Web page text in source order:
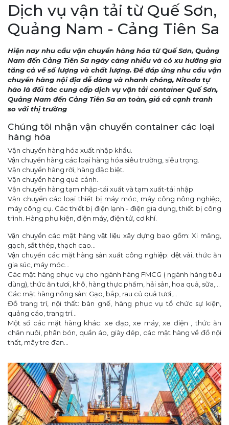
Dịch vụ vận tải từ Quế Sơn,
Quảng Nam - Cảng Tiên Sa
Hiện nay nhu cầu vận chuyển hàng hóa từ Quế Sơn, Quảng
Nam đến Cảng Tiên Sa ngày càng nhiều và có xu hướng gia
tăng cả về số lượng và chất lượng. Để đáp ứng nhu cầu vận
chuyển hàng nội địa dễ dàng và nhanh chóng, Nitoda tự
hào là đối tác cung cấp dịch vụ vận tải container Quế Sơn,
Quảng Nam đến Cảng Tiên Sa an toàn, giá cả cạnh tranh
so với thị trường
Chúng tôi nhận vận chuyển container các loại
hàng hóa
Vận chuyển hàng hóa xuất nhập khẩu.
Vận chuyển hàng các loại hàng hóa siêu trường, siêu trọng.
Vận chuyển hàng rời, hàng đặc biệt.
Vận chuyển hàng quá cảnh.
Vận chuyển hàng tạm nhập-tái xuất và tạm xuất-tái nhập.
Vận chuyển các loại thiết bị máy móc, máy công nông nghiệp,
máy công cụ. Các thiết bị điện lạnh - điện gia dụng, thiết bị công
trình. Hàng phụ kiện, điện máy, điện tử, cơ khí.
Vận chuyển các mặt hàng vật liệu xây dựng bao gồm: Xi măng,
gạch, sắt thép, thạch cao...
Vận chuyển các mặt hàng sản xuất công nghiệp: dệt vải, thức ăn
gia súc, máy móc...
Các mặt hàng phục vụ cho ngành hàng FMCG ( ngành hàng tiêu
dùng), thức ăn tươi, khô, hàng thực phẩm, hải sản, hoa quả, sữa,...
Các mặt hàng nông sản: Gạo, bắp, rau củ quả tươi,...
Đồ trang trí, nội thất: bàn ghế, hàng phục vụ tổ chức sự kiện,
quảng cáo, trang trí...
Một số các mặt hàng khác: xe đạp, xe máy, xe điện , thức ăn
chăn nuôi, phân bón, quần áo, giày dép, các mặt hàng về đồ nội
thất, mây tre đan...